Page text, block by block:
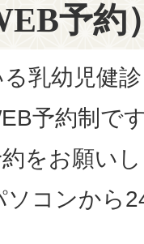
予約
乳幼児健
予約制で
をお願い
コンから